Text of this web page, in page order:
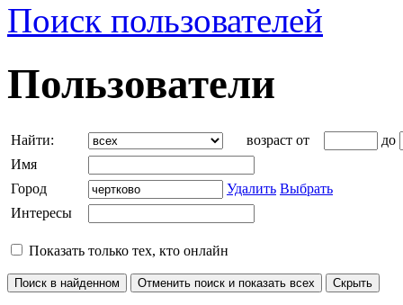
Поиск пользователей
Пользователи
Найти: возраст от
до
Имя
Город
Удалить Выбрать
Интересы
Показать только тех, кто онлайн